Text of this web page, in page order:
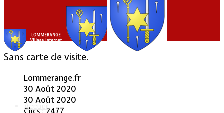
Accueil
Sans carte de visite.
Lommerange.fr
30 Août 2020
30 Août 2020